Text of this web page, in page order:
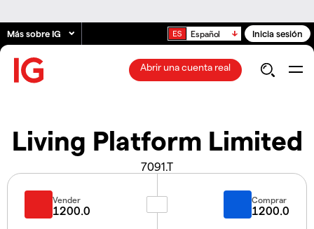
Más sobre IG Español Inicia sesión
Abrir una cuenta real
Living Platform Limited
7091.T
Vender
1200.0
Comprar
1200.0